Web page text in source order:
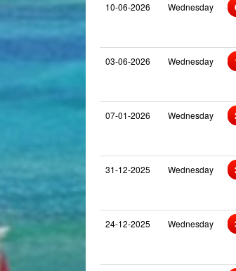
10-06-2026 Wednesday
03-06-2026 Wednesday
07-01-2026 Wednesday
31-12-2025 Wednesday
24-12-2025 Wednesday